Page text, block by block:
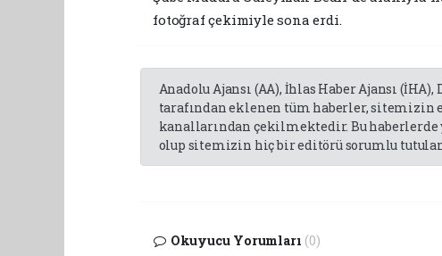
fotoğraf çekimiyle sona erdi.
Anadolu Ajansı (AA), İhlas Haber Ajansı
tarafından eklenen tüm haberler,
kanallarından çekilmektedir. Bu
olup sitemizin hiç bir editörü sorumlu
Okuyucu Yorumları (0)